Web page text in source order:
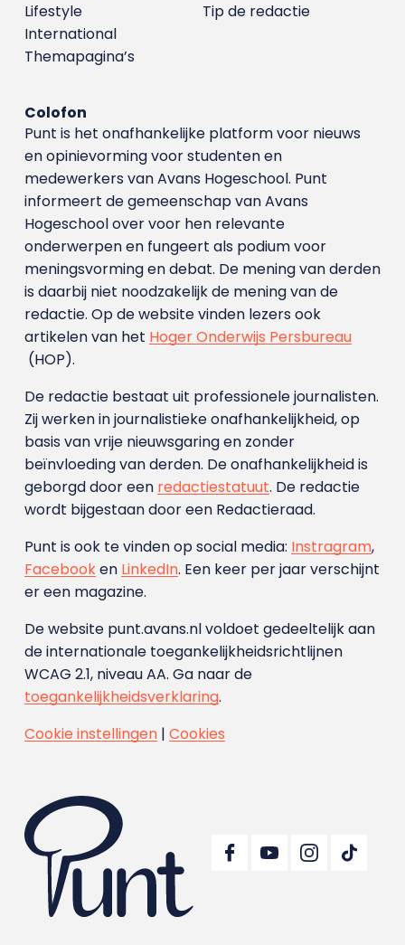
Tip de redactie
Lifestyle
International
Themapagina’s
Colofon
Punt is het onafhankelijke platform voor nieuws
en opinievorming voor studenten en
medewerkers van Avans Hoge­school. Punt
informeert de gemeenschap van Avans
Hogeschool over voor hen relevante
onderwerpen en fungeert als podium voor
meningsvorming en debat. De mening van derden
is daarbij niet noodzakelijk de mening van de
redactie. Op de website vinden lezers ook
artikelen van het Hoger Onderwijs Persbureau
(HOP).
De redactie bestaat uit professionele journalisten.
Zij werken in journalistieke onafhankelijkheid, op
basis van vrije nieuwsgaring en zonder
beïnvloeding van derden. De onafhankelijkheid is
geborgd door een redactiestatuut. De redactie
wordt bijgestaan door een Redactieraad.
Punt is ook te vinden op social media: Instragram,
Facebooken LinkedIn. Een keer per jaar verschijnt
er een magazine.
De website punt.avans.nl voldoet gedeeltelijk aan
de internationale toegankelijkheidsrichtlijnen
WCAG 2.1, niveau AA. Ga naar de
toegankelijkheidsverklaring.
Cookie instellingen| Cookies